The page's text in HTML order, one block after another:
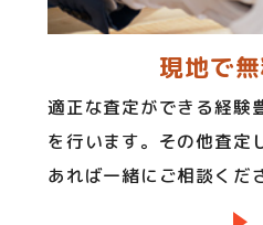
現地で
適正な査定ができる経験
を行います。その他査定
あれば一緒にご相談くだ